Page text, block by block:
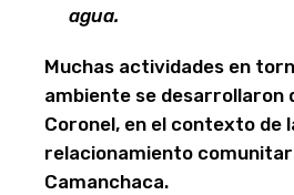
agua.
Muchas actividades en
ambiente se desarrollaron
Coronel, en el contexto de
relacionamiento
Camanchaca.